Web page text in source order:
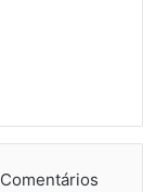
Comentários